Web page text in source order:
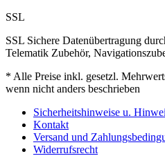
SSL
SSL Sichere Datenübertragung
Telematik Zubehör,
* Alle Preise inkl. gesetzl.
wenn nicht anders beschrieben
Sicherheitshinweise u.
Kontakt
Versand und
Widerrufsrecht